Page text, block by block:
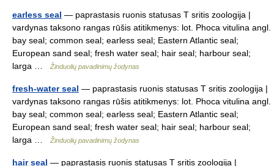
earless seal — paprastasis ruonis statusas T sritis zoologija |
vardynas taksono rangas rūšis atitikmenys: lot. Phoca vitulina angl.
bay seal; common seal; earless seal; Eastern Atlantic seal;
European sand seal; fresh water seal; hair seal; harbour seal;
larga …
Žinduolių pavadinimų žodynas
fresh-water seal — paprastasis ruonis statusas T sritis zoologija |
vardynas taksono rangas rūšis atitikmenys: lot. Phoca vitulina angl.
bay seal; common seal; earless seal; Eastern Atlantic seal;
European sand seal; fresh water seal; hair seal; harbour seal;
larga …
Žinduolių pavadinimų žodynas
hair seal — paprastasis ruonis statusas T sritis zoologija |